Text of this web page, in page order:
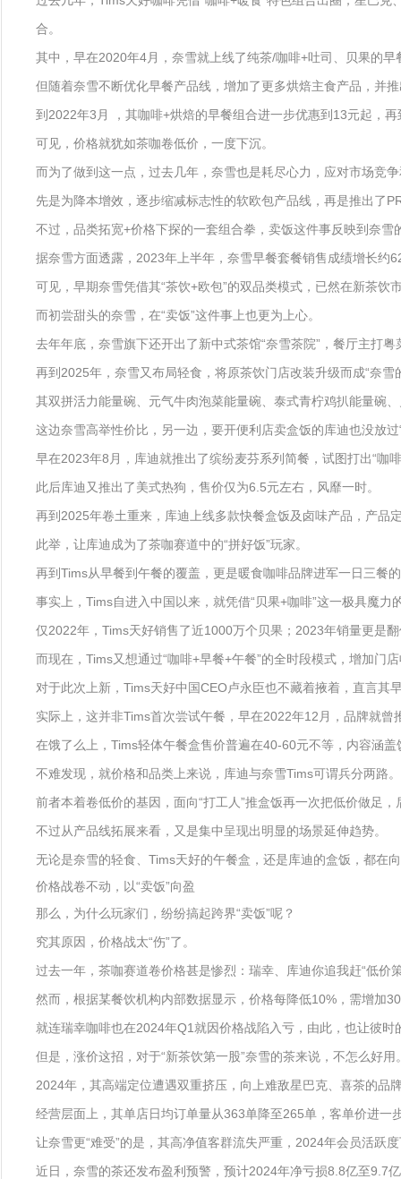
合。
其中，早在2020年4月，奈雪就上线了纯茶/咖啡+吐司、贝果的
但随着奈雪不断优化早餐产品线，增加了更多烘焙主食产品，并
到2022年3月 ，其咖啡+烘焙的早餐组合进一步优惠到13元起，
可见，价格就犹如茶咖卷低价，一度下沉。
而为了做到这一点，过去几年，奈雪也是耗尽心力，应对市场竞
先是为降本增效，逐步缩减标志性的软欧包产品线，再是推出了
不过，品类拓宽+价格下探的一套组合拳，卖饭这件事反映到奈
据奈雪方面透露，2023年上半年，奈雪早餐套餐销售成绩增长约
可见，早期奈雪凭借其“茶饮+欧包”的双品类模式，已然在新茶饮
而初尝甜头的奈雪，在“卖饭”这件事上也更为上心。
去年年底，奈雪旗下还开出了新中式茶馆“奈雪茶院”，餐厅主打
再到2025年，奈雪又布局轻食，将原茶饮门店改装升级而成“奈
其双拼活力能量碗、元气牛肉泡菜能量碗、泰式青柠鸡扒能量碗
这边奈雪高举性价比，另一边，要开便利店卖盒饭的库迪也没放过
早在2023年8月，库迪就推出了缤纷麦芬系列简餐，试图打出“咖
此后库迪又推出了美式热狗，售价仅为6.5元左右，风靡一时。
再到2025年卷土重来，库迪上线多款快餐盒饭及卤味产品，产品
此举，让库迪成为了茶咖赛道中的“拼好饭”玩家。
再到Tims从早餐到午餐的覆盖，更是暖食咖啡品牌进军一日三餐
事实上，Tims自进入中国以来，就凭借“贝果+咖啡”这一极具魔力
仅2022年，Tims天好销售了近1000万个贝果；2023年销量更是
而现在，Tims又想通过“咖啡+早餐+午餐”的全时段模式，增加门
对于此次上新，Tims天好中国CEO卢永臣也不藏着掖着，直言
实际上，这并非Tims首次尝试午餐，早在2022年12月，品牌就曾
在饿了么上，Tims轻体午餐盒售价普遍在40-60元不等，内容涵
不难发现，就价格和品类上来说，库迪与奈雪Tims可谓兵分两路。
前者本着卷低价的基因，面向“打工人”推盒饭再一次把低价做足
不过从产品线拓展来看，又是集中呈现出明显的场景延伸趋势。
无论是奈雪的轻食、Tims天好的午餐盒，还是库迪的盒饭，都在
价格战卷不动，以“卖饭”向盈
那么，为什么玩家们，纷纷搞起跨界“卖饭”呢？
究其原因，价格战太“伤”了。
过去一年，茶咖赛道卷价格甚是惨烈：瑞幸、库迪你追我赶“低价
然而，根据某餐饮机构内部数据显示，价格每降低10%，需增加
就连瑞幸咖啡也在2024年Q1就因价格战陷入亏，由此，也让彼
但是，涨价这招，对于“新茶饮第一股”奈雪的茶来说，不怎么好用
2024年，其高端定位遭遇双重挤压，向上难敌星巴克、喜茶的品
经营层面上，其单店日均订单量从363单降至265单，客单价进
让奈雪更“难受”的是，其高净值客群流失严重，2024年会员活跃
近日，奈雪的茶还发布盈利预警，预计2024年净亏损8.8亿至9.7